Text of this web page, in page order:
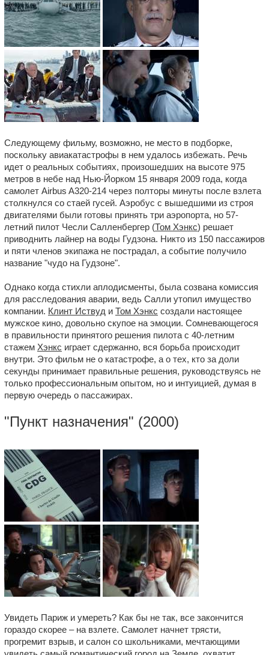
Следующему фильму, возможно, не место в подборке,
поскольку авиакатастрофы в нем удалось избежать. Речь
идет о реальных событиях, произошедших на высоте 975
метров в небе над Нью-Йорком 15 января 2009 года, когда
самолет Airbus A320-214 через полторы минуты после взлета
столкнулся со стаей гусей. Аэробус с вышедшими из строя
двигателями были готовы принять три аэропорта, но 57-
летний пилот Чесли Салленбергер (Том Хэнкс) решает
приводнить лайнер на воды Гудзона. Никто из 150 пассажиров
и пяти членов экипажа не пострадал, а событие получило
название "чудо на Гудзоне".
Однако когда стихли аплодисменты, была созвана комиссия
для расследования аварии, ведь Салли утопил имущество
компании. Клинт Иствуд и Том Хэнкс создали настоящее
мужское кино, довольно скупое на эмоции. Сомневающегося
в правильности принятого решения пилота с 40-летним
стажем Хэнкс играет сдержанно, вся борьба происходит
внутри. Это фильм не о катастрофе, а о тех, кто за доли
секунды принимает правильные решения, руководствуясь не
только профессиональным опытом, но и интуицией, думая в
первую очередь о пассажирах.
"Пункт назначения" (2000)
Увидеть Париж и умереть? Как бы не так, все закончится
гораздо скорее – на взлете. Самолет начнет трясти,
прогремит взрыв, и салон со школьниками, мечтающими